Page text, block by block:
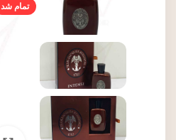
تمام شد